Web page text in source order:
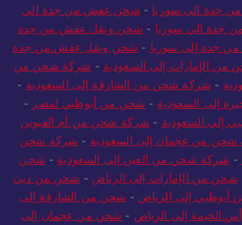
جدة الى سوريا - شحن عفش من جدة الي
جدة الي سوريا - شحن ونقل عفش من جدة
جدة إلى سوريا - شحن ونقل عفش من جدة
الإمارات إلى السعودية - شركة شحن من
- شركة شحن من الشارقة إلى السعودية -
إلى السعودية - شحن من أبوظبي لمصر -
إلى السعودية - شركة شحن من أم القيوين
من عجمان إلى السعودية - شركة شحن
- شركة شحن من العين إلى السعودية - شحن
شحن من الإمارات إلى الرياض - شحن من دبي
إلى الرياض - شحن من الشارقة إلى
الخيمة إلى الرياض - شحن من عجمان إلى